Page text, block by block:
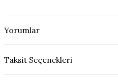
Yorumlar
Taksit Seçenekleri